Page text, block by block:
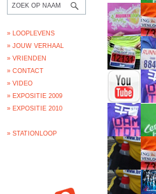
» LOOPLEVENS
» JOUW VERHAAL
» VRIENDEN
» CONTACT
» VIDEO
» EXPOSITIE 2009
» EXPOSITIE 2010
» STATIONLOOP